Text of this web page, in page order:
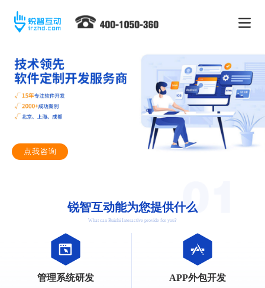
点我咨询
锐智互动能为您提供什么
What can Ruizhi Interactive provide for you?
管理系统研发 APP外包开发